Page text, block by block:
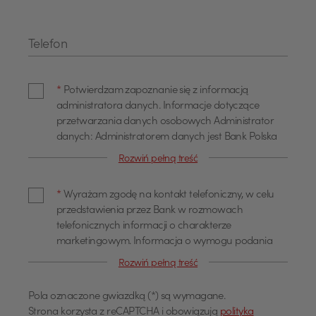
Telefon
* Potwierdzam zapoznanie się z informacją
administratora danych. Informacje dotyczące
przetwarzania danych osobowych Administrator
danych: Administratorem danych jest Bank Polska
Kasa Opieki Spółka Akcyjna z siedzibą w Warszawie,
skontaktować poprzez adres email
info@pekao.com.pl, telefonicznie pod numerem 519
222 222 lub pisemnie: Bank Pekao SA - Centrala, ul.
Żubra 1, 01-066 Warszawa. U administratora
danych osobowych wyznaczony jest Inspektor
poprzez adres email: IOD@pekao.com.pl lub
pisemnie: Bank Pekao SA - Centrala, ul. Żubra 1, 01-
Rozwiń pełną treść
* Wyrażam zgodę na kontakt telefoniczny, w celu
przedstawienia przez Bank w rozmowach
telefonicznych informacji o charakterze
marketingowym. Informacja o wymogu podania
danych Podanie danych osobowych dla celów
profilowanie dla określania preferencji lub potrzeb
Rozwiń pełną treść
Pola oznaczone gwiazdką (*) są wymagane.
Strona korzysta z reCAPTCHA i obowiązują polityka
USD
EUR